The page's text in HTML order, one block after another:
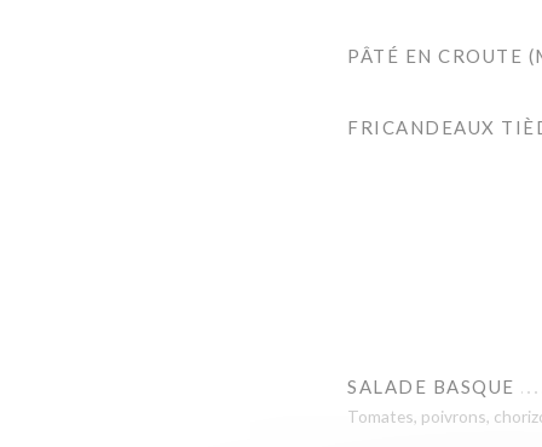
PÂTÉ EN CROUTE
FRICANDEAUX
SALADE BASQUE
Tomates, poivrons,